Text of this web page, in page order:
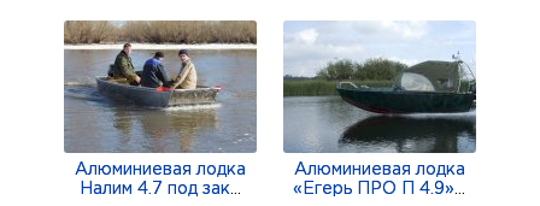
Алюминиевая лодка
Налим 4.7 под зак
Алюминиевая лодка
«Егерь ПРО П 4.9»